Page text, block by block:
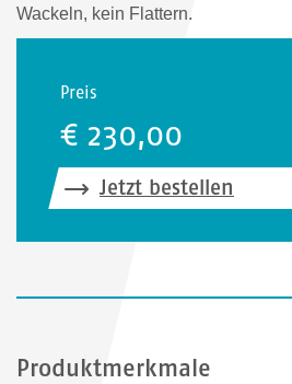
Wackeln, kein Flattern.
Preis
€ 230,00
Jetzt bestellen
Produktmerkmale